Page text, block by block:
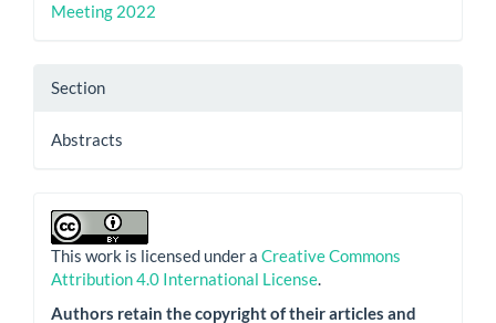
Meeting 2022
Section
Abstracts
This work is licensed under a Creative Commons
Attribution 4.0 International License.
Authors retain the copyright of their articles and